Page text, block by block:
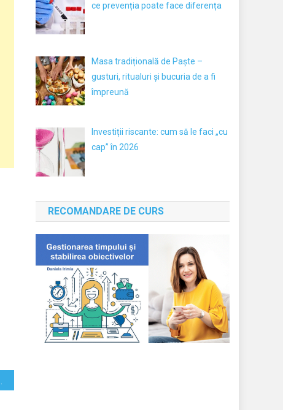
ce prevenția poate face diferența
Masa tradițională de Paște –
gusturi, ritualuri și bucuria de a fi
împreună
Investiții riscante: cum să le faci „cu
cap” în 2026
RECOMANDARE DE CURS